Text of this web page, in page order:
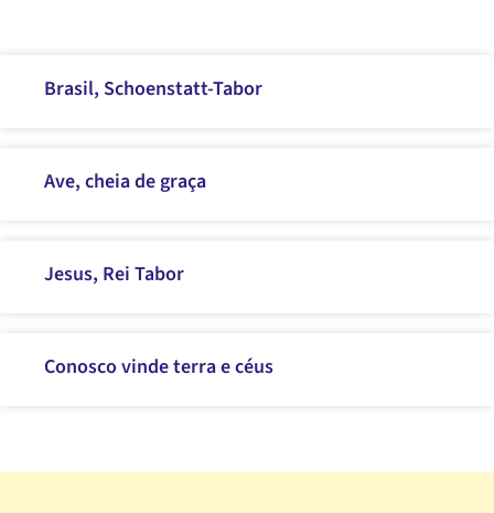
Brasil, Schoenstatt-Tabor
Ave, cheia de graça
Jesus, Rei Tabor
Conosco vinde terra e céus